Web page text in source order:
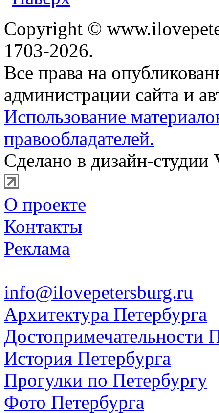
Copyright ©
1703-2026.
Все права на
администрации сайта и
Использование
правообладателей.
Сделано в дизайн-студии
О проекте
Контакты
Реклама
info@ilovepetersburg.ru
Архитектура Петербурга
Достопримечательности
История Петербурга
Прогулки по Петербургу
Фото Петербурга